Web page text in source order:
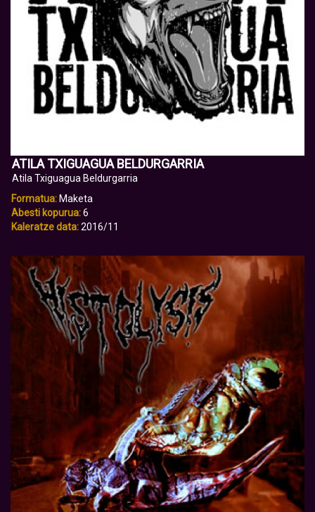
ATILA TXIGUAGUA BELDURGARRIA
Atila Txiguagua Beldurgarria
Formatua: Maketa
Abesti kopurua:6
Kaleratze data:2016/11